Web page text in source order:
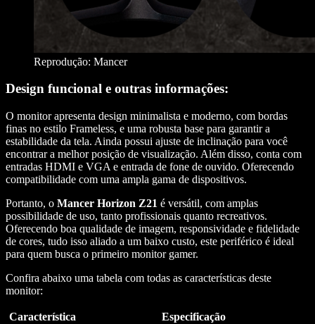
Reprodução: Mancer
Design funcional e outras informações:
O monitor apresenta design minimalista e moderno, com bordas
finas no estilo Frameless, e uma robusta base para garantir a
estabilidade da tela. Ainda possui ajuste de inclinação para você
encontrar a melhor posição de visualização. Além disso, conta com
entradas HDMI e VGA e entrada de fone de ouvido. Oferecendo
compatibilidade com uma ampla gama de dispositivos.
Portanto, o Mancer Horizon Z21 é versátil, com amplas
possibilidade de uso, tanto profissionais quanto recreativos.
Oferecendo boa qualidade de imagem, responsividade e fidelidade
de cores, tudo isso aliado a um baixo custo, este periférico é ideal
para quem busca o primeiro monitor gamer.
Confira abaixo uma tabela com todas as características deste
monitor:
Característica
Especificação